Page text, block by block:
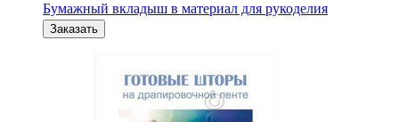
Бумажный вкладыш в материал для рукоделия